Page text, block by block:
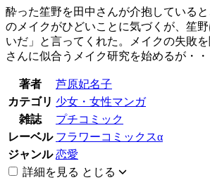
酔った笙野を田中さんが介抱している
のメイクがひどいことに気づくが、笙
いだ」と言ってくれた。メイクの失敗
さんに似合うメイク研究を始めるが・・
著者
芦原妃名子
カテゴリ 少女・女性マンガ
雑誌
プチコミック
レーベル フラワーコミックスα
ジャンル 恋愛
詳細を見る とじる